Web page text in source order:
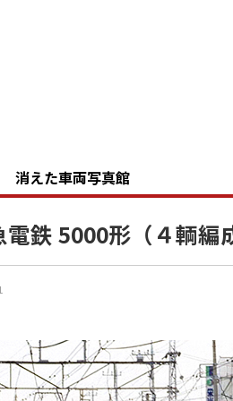
消えた車両写真館
電鉄 5000形（４輌編